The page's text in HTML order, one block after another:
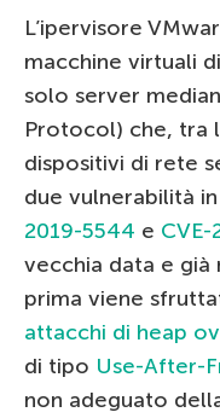
L’ipervisore
macchine virtuali
solo server
Protocol) che, tra
dispositivi di rete
due vulnerabilità
2019-5544 e
vecchia data e già
prima viene
attacchi di heap
di tipo Use-After-
non adeguato